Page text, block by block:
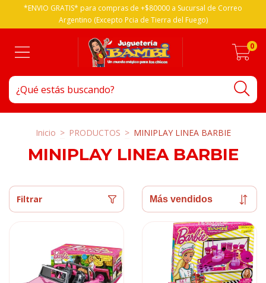
*ENVIO GRATIS* para compras de +$80000 a Sucursal de Correo
Argentino (Excepto Pcia de Tierra del Fuego)
0
Inicio > PRODUCTOS > MINIPLAY LINEA BARBIE
MINIPLAY LINEA BARBIE
Filtrar